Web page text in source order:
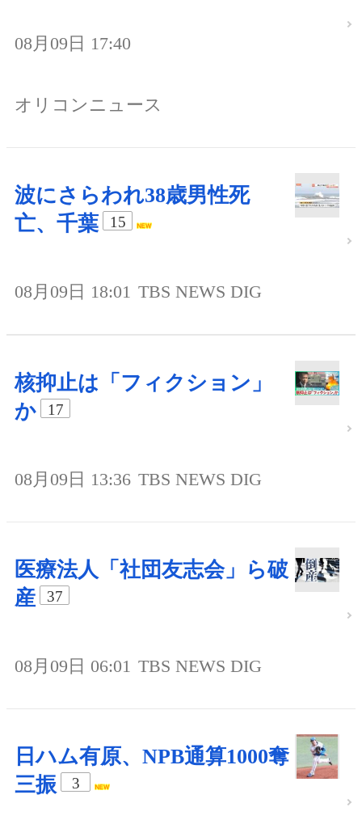
08月09日 17:40
オリコンニュース
波にさらわれ38歳男性死
亡、千葉
15
08月09日 18:01 TBS NEWS DIG
核抑止は「フィクション」
か
17
08月09日 13:36 TBS NEWS DIG
医療法人「社団友志会」ら破
産
37
08月09日 06:01 TBS NEWS DIG
日ハム有原、NPB通算1000奪
三振
3